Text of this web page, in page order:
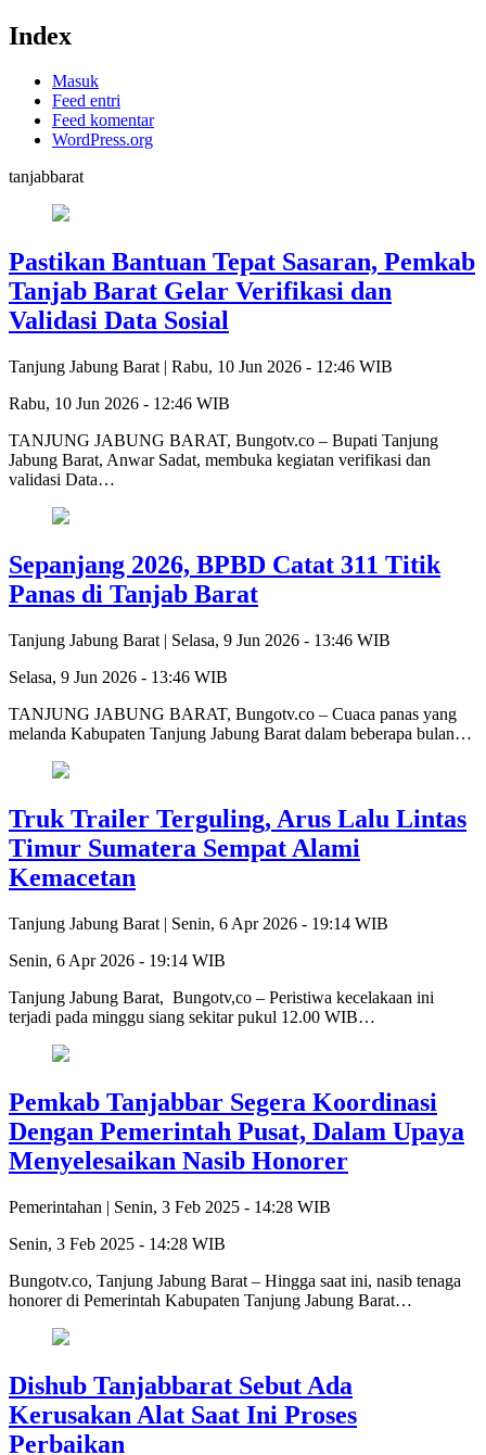
Index
Masuk
Feed entri
Feed komentar
WordPress.org
tanjabbarat
Pastikan Bantuan Tepat Sasaran, Pemkab
Tanjab Barat Gelar Verifikasi dan
Validasi Data Sosial
Tanjung Jabung Barat | Rabu, 10 Jun 2026 - 12:46 WIB
Rabu, 10 Jun 2026 - 12:46 WIB
TANJUNG JABUNG BARAT, Bungotv.co – Bupati Tanjung
Jabung Barat, Anwar Sadat, membuka kegiatan verifikasi dan
validasi Data…
Sepanjang 2026, BPBD Catat 311 Titik
Panas di Tanjab Barat
Tanjung Jabung Barat | Selasa, 9 Jun 2026 - 13:46 WIB
Selasa, 9 Jun 2026 - 13:46 WIB
TANJUNG JABUNG BARAT, Bungotv.co – Cuaca panas yang
melanda Kabupaten Tanjung Jabung Barat dalam beberapa bulan…
Truk Trailer Terguling, Arus Lalu Lintas
Timur Sumatera Sempat Alami
Kemacetan
Tanjung Jabung Barat | Senin, 6 Apr 2026 - 19:14 WIB
Senin, 6 Apr 2026 - 19:14 WIB
Tanjung Jabung Barat, Bungotv,co – Peristiwa kecelakaan ini
terjadi pada minggu siang sekitar pukul 12.00 WIB…
Pemkab Tanjabbar Segera Koordinasi
Dengan Pemerintah Pusat, Dalam Upaya
Menyelesaikan Nasib Honorer
Pemerintahan | Senin, 3 Feb 2025 - 14:28 WIB
Senin, 3 Feb 2025 - 14:28 WIB
Bungotv.co, Tanjung Jabung Barat – Hingga saat ini, nasib tenaga
honorer di Pemerintah Kabupaten Tanjung Jabung Barat…
Dishub Tanjabbarat Sebut Ada
Kerusakan Alat Saat Ini Proses
Perbaikan